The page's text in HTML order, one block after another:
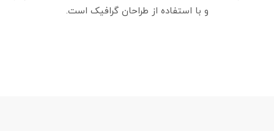
و با استفاده از طراحان گرافیک است.